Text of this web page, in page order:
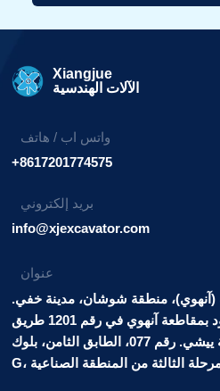
Xiangjue
الآلات الهندسية
واتس اب / هاتف
+8617201774575
بريد إلكتروني
info@xjexcavator.com
عنوان
(آنهوي)، منطقة شوشان، مدينة خفي.
التجارة الإلكترونية عبر الحدود بمقاطعة آنهوي في رقم 1201 طريق
هوافنغ، منطقة خفي، منطقة ييشي. رقم 077، الطابق الثامن، بلوك